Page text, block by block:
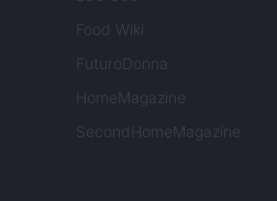
Food Wiki
FuturoDonna
HomeMagazine
SecondHomeMagazine